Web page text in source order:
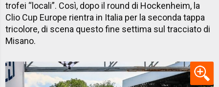
trofei “locali”. Così, dopo il round di Hockenheim, la
Clio Cup Europe rientra in Italia per la seconda tappa
tricolore, di scena questo fine settima sul tracciato di
Misano.